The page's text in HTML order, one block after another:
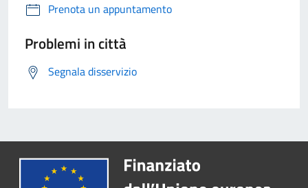
Prenota un appuntamento
Problemi in città
Segnala disservizio